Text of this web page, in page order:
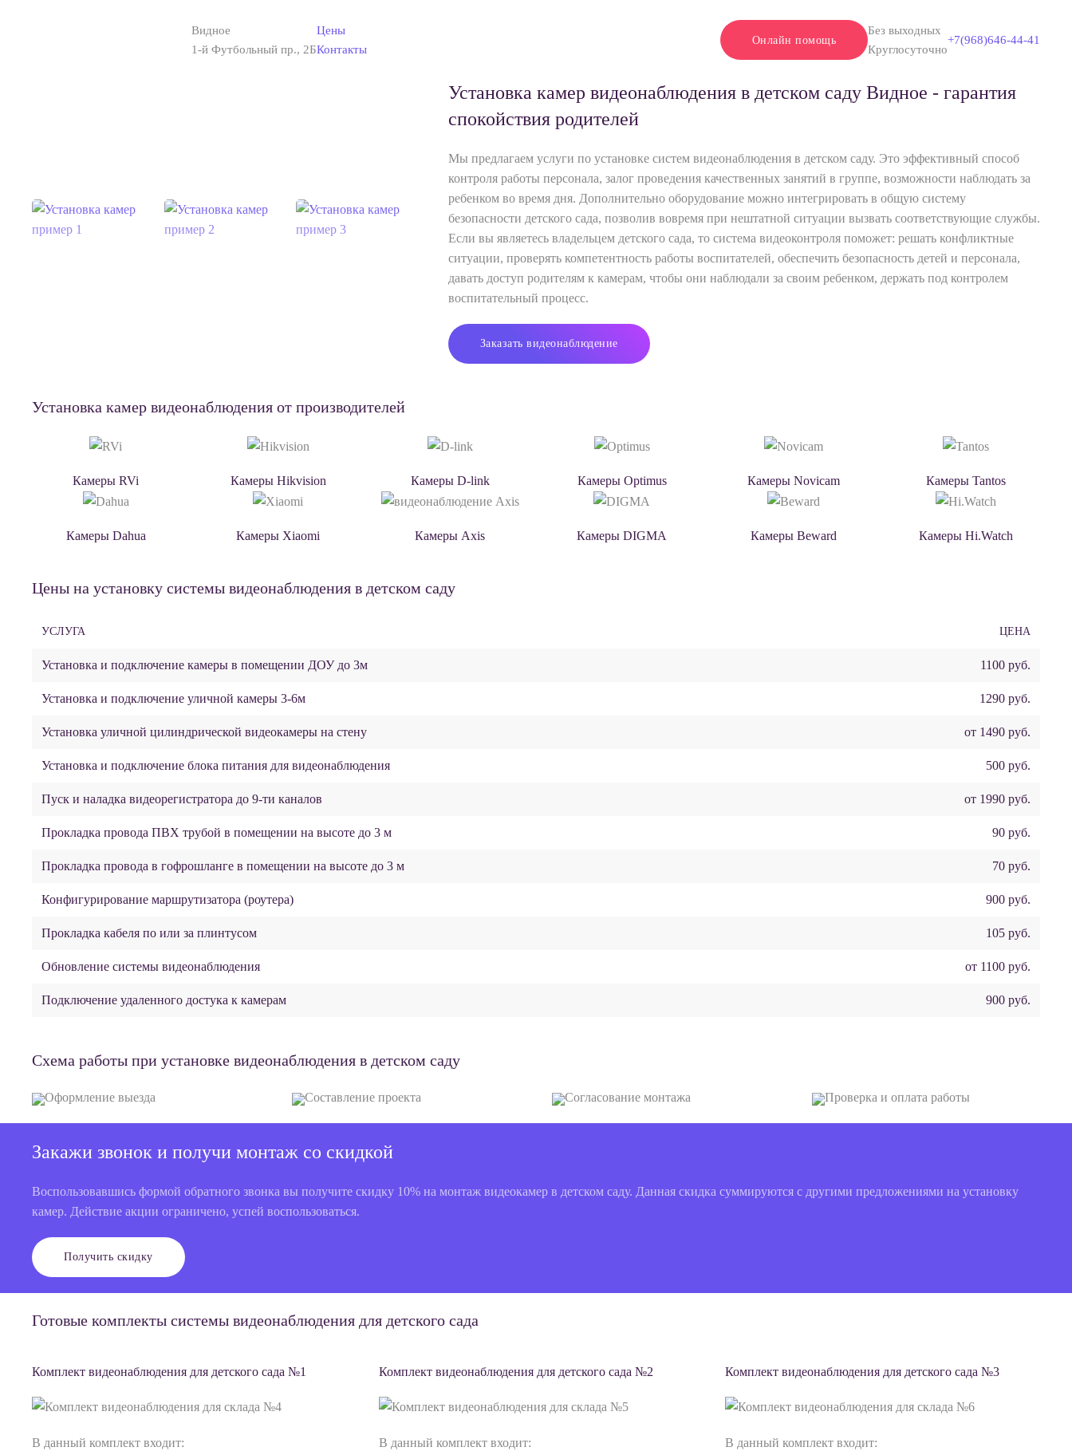
Видное
1-й Футбольный пр., 2Б
Цены
Контакты
Онлайн помощь
Без выходных
Круглосуточно
+7(968)646-44-41
Установка камер видеонаблюдения в детском саду Видное - гарантия
спокойствия родителей
Мы предлагаем услуги по установке систем видеонаблюдения в детском саду. Это эффективный способ
контроля работы персонала, залог проведения качественных занятий в группе, возможности наблюдать за
ребенком во время дня. Дополнительно оборудование можно интегрировать в общую систему
безопасности детского сада, позволив вовремя при нештатной ситуации вызвать соответствующие службы.
Если вы являетесь владельцем детского сада, то система видеоконтроля поможет: решать конфликтные
ситуации, проверять компетентность работы воспитателей, обеспечить безопасность детей и персонала,
давать доступ родителям к камерам, чтобы они наблюдали за своим ребенком, держать под контролем
воспитательный процесс.
Заказать видеонаблюдение
Установка камер видеонаблюдения от производителей
Камеры RVi Камеры Hikvision Камеры D-link Камеры Optimus Камеры Novicam Камеры Tantos
Камеры Dahua Камеры Xiaomi Камеры Axis Камеры DIGMA Камеры Beward Камеры Hi.Watch
Цены на установку системы видеонаблюдения в детском саду
УСЛУГА ЦЕНА
Установка и подключение камеры в помещении ДОУ до 3м 1100 руб.
Установка и подключение уличной камеры 3-6м 1290 руб.
Установка уличной цилиндрической видеокамеры на стену от 1490 руб.
Установка и подключение блока питания для видеонаблюдения 500 руб.
Пуск и наладка видеорегистратора до 9-ти каналов от 1990 руб.
Прокладка провода ПВХ трубой в помещении на высоте до 3 м 90 руб.
Прокладка провода в гофрошланге в помещении на высоте до 3 м 70 руб.
Конфигурирование маршрутизатора (роутера) 900 руб.
Прокладка кабеля по или за плинтусом 105 руб.
Обновление системы видеонаблюдения от 1100 руб.
Подключение удаленного достука к камерам 900 руб.
Схема работы при установке видеонаблюдения в детском саду
Оформление выезда Составление проекта Согласование монтажа Проверка и оплата работы
Закажи звонок и получи монтаж со скидкой
Воспользовавшись формой обратного звонка вы получите скидку 10% на монтаж видеокамер в детском саду. Данная скидка суммируются с другими предложениями на установку
камер. Действие акции ограничено, успей воспользоваться.
Получить скидку
Готовые комплекты системы видеонаблюдения для детского сада
Комплект видеонаблюдения для детского сада №1
В данный комплект входит:
Комплект видеонаблюдения для детского сада №2
В данный комплект входит:
Комплект видеонаблюдения для детского сада №3
В данный комплект входит: